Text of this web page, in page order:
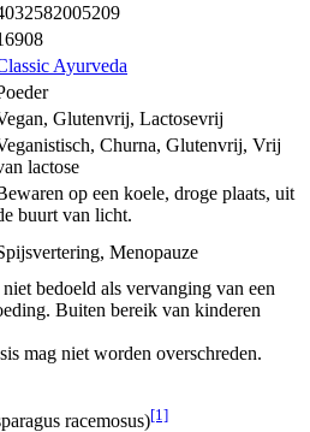
Ayurveda
Glutenvrij, Lactosevrij
Churna, Glutenvrij, Vrij
lactose
op een koele, droge plaats, uit
buurt van licht.
Menopauze
bedoeld als vervanging van een
Buiten bereik van kinderen
mag niet worden overschreden.
racemosus)[1]